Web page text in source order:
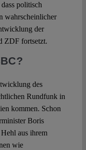
politisch
wahrscheinlicher
der
ZDF fortsetzt.
des
Rundfunk in
kommen. Schon
Boris
aus ihrem
wie